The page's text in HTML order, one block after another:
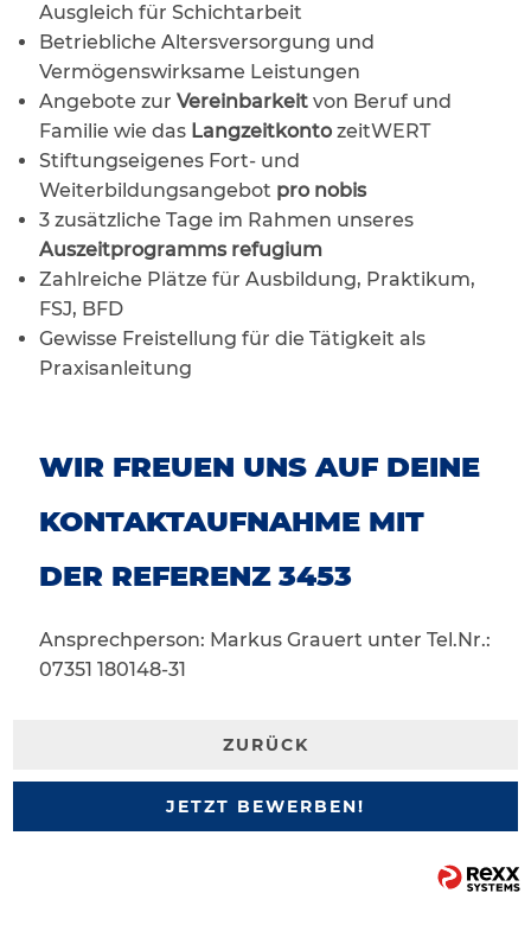
Ausgleich für Schichtarbeit
Betriebliche Altersversorgung und
Vermögenswirksame Leistungen
Angebote zur Vereinbarkeitvon Beruf und
Familie wie das LangzeitkontozeitWERT
Stiftungseigenes Fort- und
Weiterbildungsangebot pro nobis
3 zusätzliche Tage im Rahmen unseres
Auszeitprogramms refugium
Zahlreiche Plätze für Ausbildung, Praktikum,
FSJ, BFD
Gewisse Freistellung für die Tätigkeit als
Praxisanleitung
WIR FREUEN UNS AUF DEINE
KONTAKTAUFNAHME MIT
DER REFERENZ 3453
Ansprechperson: Markus Grauert unter Tel.Nr.:
07351 180148-31
ZURÜCK
JETZT BEWERBEN!